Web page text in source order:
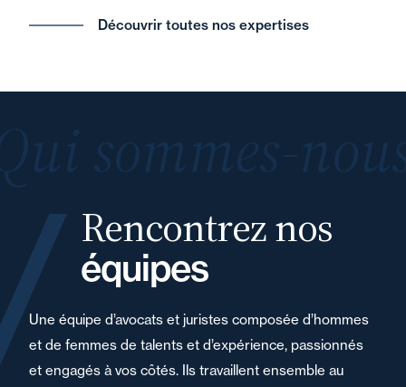
Découvrir toutes nos expertises
Rencontrez nos
équipes
Une équipe d’avocats et juristes composée d’hommes
et de femmes de talents et d’expérience, passionnés
et engagés à vos côtés. Ils travaillent ensemble au